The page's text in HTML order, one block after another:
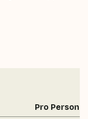
Pro Person